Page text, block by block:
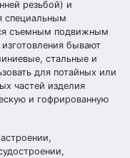
резьбой) и
специальным
съемным подвижным
бывают
стальные и
для потайных или
частей изделия
и гофрированную